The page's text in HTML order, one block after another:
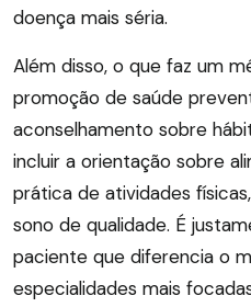
doença mais séria.
Além disso, o que faz um
promoção de saúde
aconselhamento sobre
incluir a orientação sobre
prática de atividades
sono de qualidade. É
paciente que diferencia o
especialidades mais